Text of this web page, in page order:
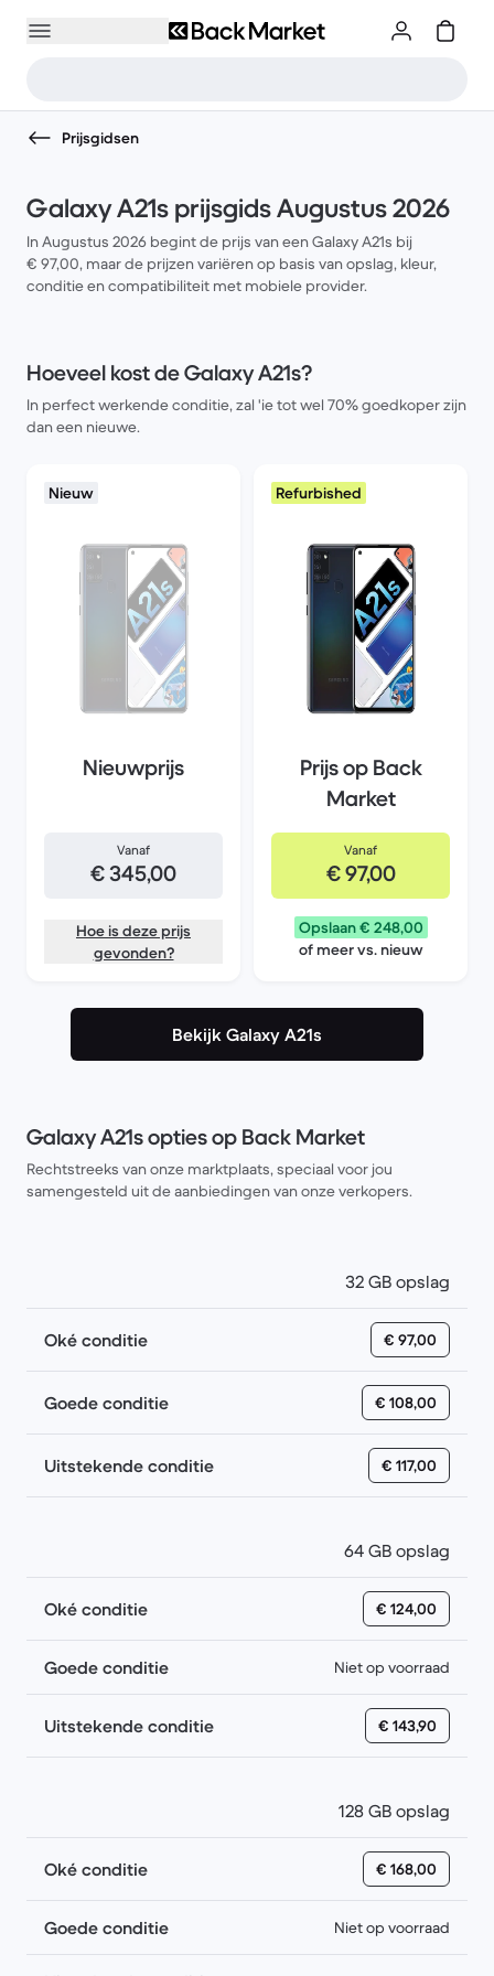
Prijsgidsen
Galaxy A21s prijsgids Augustus 2026
In Augustus 2026 begint de prijs van een Galaxy A21s bij
€ 97,00, maar de prijzen variëren op basis van opslag, kleur,
conditie en compatibiliteit met mobiele provider.
Hoeveel kost de Galaxy A21s?
In perfect werkende conditie, zal 'ie tot wel 70% goedkoper zijn
dan een nieuwe.
Nieuw
Nieuwprijs
Vanaf
€ 345,00
Hoe is deze prijs
gevonden?
Refurbished
Prijs op Back
Market
Vanaf
€ 97,00
Opslaan € 248,00
of meer vs. nieuw
Bekijk Galaxy A21s
Galaxy A21s opties op Back Market
Rechtstreeks van onze marktplaats, speciaal voor jou
samengesteld uit de aanbiedingen van onze verkopers.
32 GB opslag
Oké conditie € 97,00
Goede conditie € 108,00
Uitstekende conditie € 117,00
64 GB opslag
Oké conditie € 124,00
Goede conditie Niet op voorraad
Uitstekende conditie € 143,90
128 GB opslag
Oké conditie € 168,00
Goede conditie Niet op voorraad